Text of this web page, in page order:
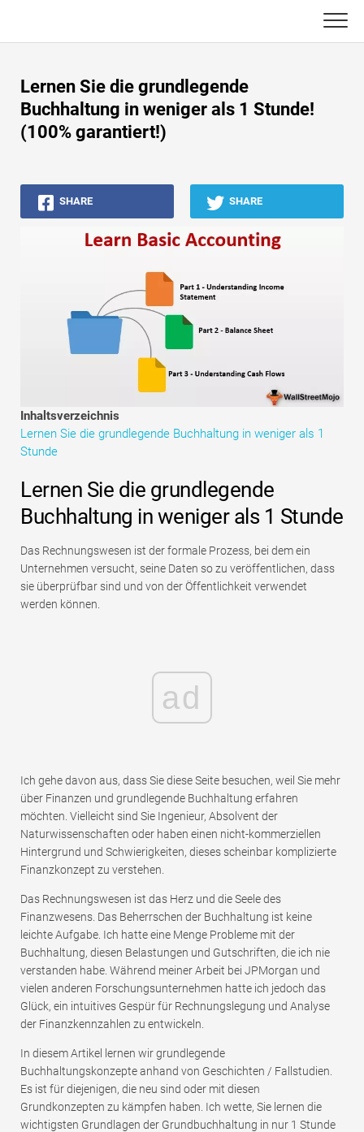
content
Buchhaltungs-Tutorials
Asset Management-Tutorials
Excel, VBA & Power BI
Investment Banking Tutorials
Finanzkarriere-Leitfäden
Ressourcen für die Finanzzertifizierung
Tutorials zur Finanzmodellierung
Vollständige Form
Risikomanagement-Tutorials
Lernen Sie die grundlegende
Buchhaltung in weniger als 1 Stunde!
(100% garantiert!)
SHARE SHARE
Inhaltsverzeichnis
Lernen Sie die grundlegende Buchhaltung in weniger als 1
Stunde
Lernen Sie die grundlegende
Buchhaltung in weniger als 1 Stunde
Das Rechnungswesen ist der formale Prozess, bei dem ein
Unternehmen versucht, seine Daten so zu veröffentlichen, dass
sie überprüfbar sind und von der Öffentlichkeit verwendet
werden können.
ad
Ich gehe davon aus, dass Sie diese Seite besuchen, weil Sie mehr
über Finanzen und grundlegende Buchhaltung erfahren
möchten. Vielleicht sind Sie Ingenieur, Absolvent der
Naturwissenschaften oder haben einen nicht-kommerziellen
Hintergrund und Schwierigkeiten, dieses scheinbar komplizierte
Finanzkonzept zu verstehen.
Das Rechnungswesen ist das Herz und die Seele des
Finanzwesens. Das Beherrschen der Buchhaltung ist keine
leichte Aufgabe. Ich hatte eine Menge Probleme mit der
Buchhaltung, diesen Belastungen und Gutschriften, die ich nie
verstanden habe. Während meiner Arbeit bei JPMorgan und
vielen anderen Forschungsunternehmen hatte ich jedoch das
Glück, ein intuitives Gespür für Rechnungslegung und Analyse
der Finanzkennzahlen zu entwickeln.
In diesem Artikel lernen wir grundlegende
Buchhaltungskonzepte anhand von Geschichten / Fallstudien.
Es ist für diejenigen, die neu sind oder mit diesen
Grundkonzepten zu kämpfen haben. Ich wette, Sie lernen die
wichtigsten Grundlagen der Grundbuchhaltung in nur 1 Stunde